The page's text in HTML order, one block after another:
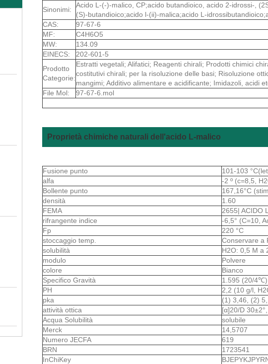
Sinonimi:
Acido L-(-)-malico, CP;acido butandioico, acido 2-idrossi-,
(S)-butandioico;acido l-(ii)-malica;acido L-
CAS:
97-67-6
MF:
C4H6O5
MW:
134.09
EINECS:
202-601-5
Prodotto
Categorie:
Estratti vegetali; Alifatici; Reagenti chirali; Prodotti chimici
costitutivi chirali; per la risoluzione delle basi; Risoluzione
mangimi; Additivo alimentare e acidificante; Imidazoli, acidi
File Mol:
97-67-6.mol
Proprietà chimiche naturali dell'acido L-malico
Fusione punto
101-103
alfa
-2 º (c=8,5,
Bollente punto
167,16°C
densità
1.60
FEMA
2655| ACIDO
rifrangente indice
-6,5° (C=10,
Fp
220 °C
stoccaggio temp.
Conservare a
solubilità
H2O: 0,5 M a
modulo
Polvere
colore
Bianco
Specifico Gravità
1.595 (20/4℃)
PH
2,2 (10 g/l,
pka
(1) 3,46, (2)
attività ottica
[α]20/D
Acqua Solubilità
solubile
Merck
14,5707
Numero JECFA
619
BRN
1723541
InChiKey